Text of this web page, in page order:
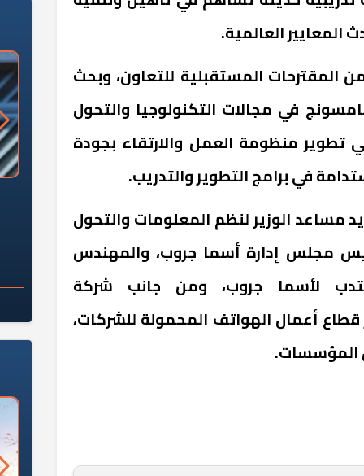
العالمية.
المقترحات المستقبلية للتعاون، وبحث
في مجالات التكنولوجيا والتحول
تطوير منظومة العمل والارتقاء بجودة
في برامج التطوير والتدريب.
مساعد الوزير لنظم المعلومات والتحول
مجلس إدارة أسما جروب، والمهندس
لأسما جروب، ومن جانب شركة
أعمال الهواتف المحمولة للشركات،
المؤسسات.
«وزارة الآثار»: العُثور على 10 توابيت
مقبرة "باكي" غذائية في أسبوع